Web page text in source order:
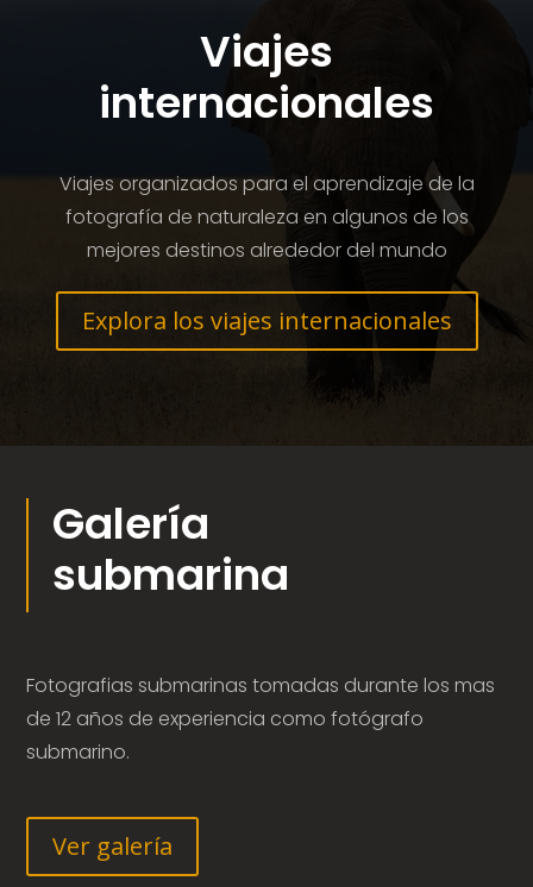
Viajes
internacionales
Viajes organizados para el aprendizaje de la
fotografía de naturaleza en algunos de los
mejores destinos alrededor del mundo
Explora los viajes internacionales
Galería
submarina
Fotografias submarinas tomadas durante los mas
de 12 años de experiencia como fotógrafo
submarino.
Ver galería